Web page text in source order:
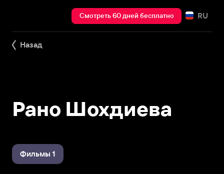
Смотреть 60 дней бесплатно RU
Назад
Рано Шохдиева
Фильмы 1